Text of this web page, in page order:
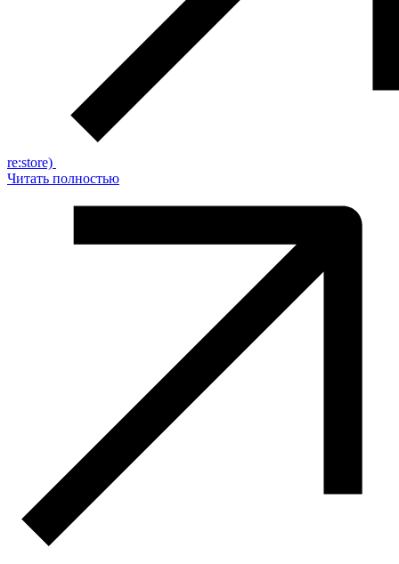
re:store)
Читать полностью